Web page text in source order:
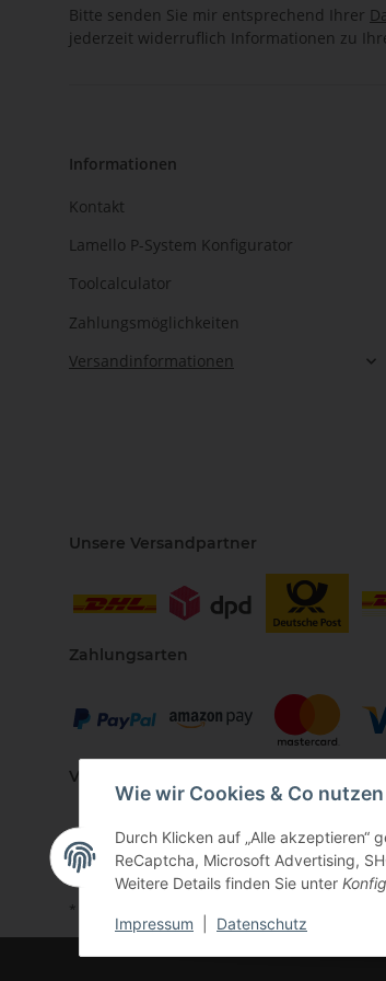
Wie wir Cookies & Co nutzen
Durch Klicken auf „Alle akzeptieren“
ReCaptcha, Microsoft Advertising,
Weitere Details finden Sie unter
Impressum Datenschutz
Bitte senden Sie mir entsprechend Ihrer
jederzeit widerruflich Informationen zu
Informationen
Kontakt
Lamello P-System Konfigurator
Toolcalculator
Zahlungsmöglichkeiten
Versandinformationen
Unsere Versandpartner
Zahlungsarten
Vertriebspartner
* Alle Preise inkl. gesetzlicher USt., zzgl.